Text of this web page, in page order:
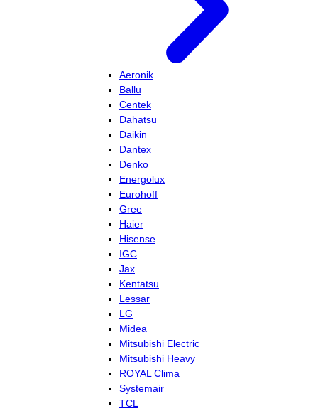
Aeronik
Ballu
Centek
Dahatsu
Daikin
Dantex
Denko
Energolux
Eurohoff
Gree
Haier
Hisense
IGC
Jax
Kentatsu
Lessar
LG
Midea
Mitsubishi Electric
Mitsubishi Heavy
ROYAL Clima
Systemair
TCL